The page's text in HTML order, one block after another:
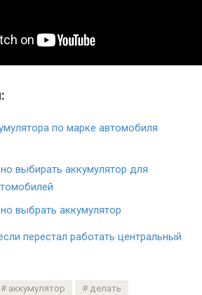
по марке автомобиля
выбирать аккумулятор для
выбрать аккумулятор
перестал работать центральный
аккумулятор делать